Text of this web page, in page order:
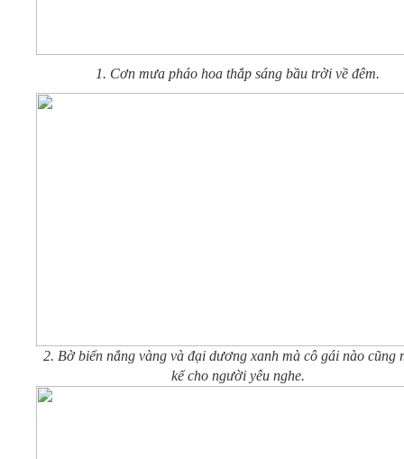
1. Cơn mưa pháo hoa thắp sáng bầu trời về đêm.
2. Bờ biển nắng vàng và đại dương xanh mà cô gái nào cũng
kể cho người yêu nghe.